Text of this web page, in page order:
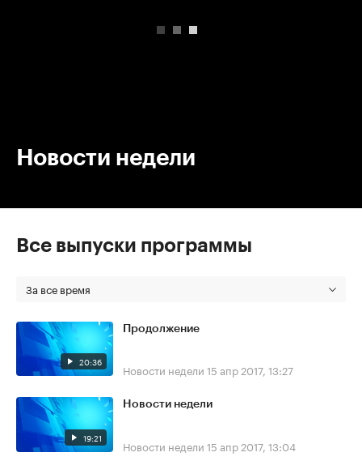
Новости недели
Все выпуски программы
За все время
20:36
Продолжение
Новости недели 15 апр 2017, 13:27
19:21
Новости недели
Новости недели 15 апр 2017, 13:04